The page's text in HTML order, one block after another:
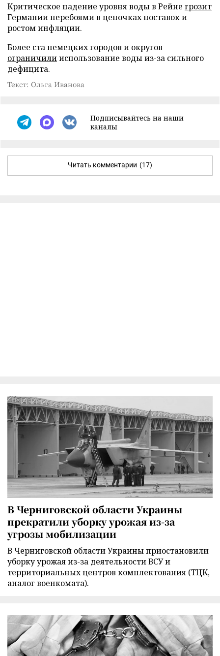
Критическое падение уровня воды в Рейне грозит
Германии перебоями в цепочках поставок и
ростом инфляции.
Более ста немецких городов и округов
ограничилииспользование воды из-за сильного
дефицита.
Текст: Ольга Иванова
Подписывайтесь на наши
каналы
Читать комментарии (17)
В Черниговской области Украины
прекратили уборку урожая из-за
угрозы мобилизации
В Черниговской области Украины приостановили
уборку урожая из-за деятельности ВСУ и
территориальных центров комплектования (ТЦК,
аналог военкомата).